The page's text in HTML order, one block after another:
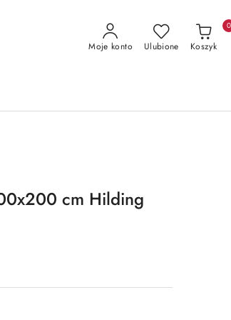
Moje konto Ulubione Koszyk
0
cm Hilding